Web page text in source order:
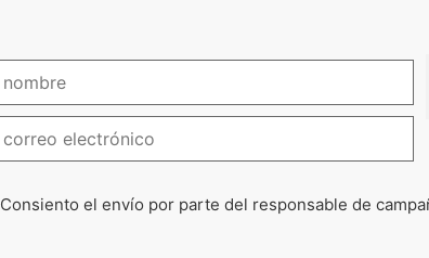
Consiento el envío por parte del responsable de